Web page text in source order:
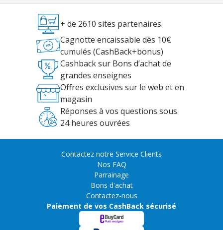
+ de 2610 sites partenaires
Cagnotte encaissable dès 10€
cumulés (CashBack+bonus)
Cashback sur Bons d’achat de
grandes enseignes
Offres exclusives sur le web et en
magasin
Réponses à vos questions sous
24 heures ouvrées
Contactez notre Service Clients
Nos FAQ
Parrainage
Bons d'achat
Contactez-nous
Paiement de vos CashBack sécurisé